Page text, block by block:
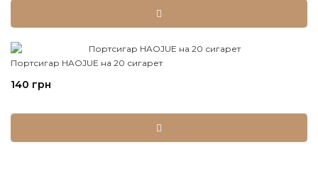
Портсигар HAOJUE на 20 сигарет
140 грн